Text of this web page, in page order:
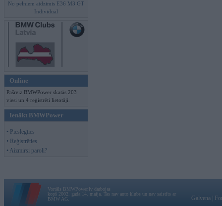
No pelniem atdzimis E36 M3 GT
Individual
Online
Pašreiz BMWPower skatās 203
viesi un 4 reģistrēti lietotāji.
Ienākt BMWPower
• Pieslēgties
• Reģistrēties
• Aizmirsi paroli?
Vortāls BMWPower.lv darbojas
kopš 2002. gada 14. maija. Tas nav auto klubs un nav saistīts ar
BMW AG.
Galvena